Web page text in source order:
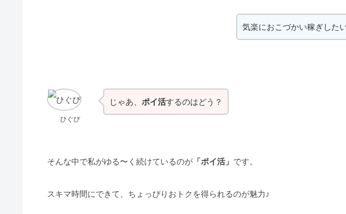
気楽におこづかい稼ぎした
ひぐぴ
じゃあ、ポイ活するのはどう？
そんな中で私がゆる〜く続けているのが 「ポイ活」 です。
スキマ時間にできて、ちょっぴりおトクを得られるのが魅力♪